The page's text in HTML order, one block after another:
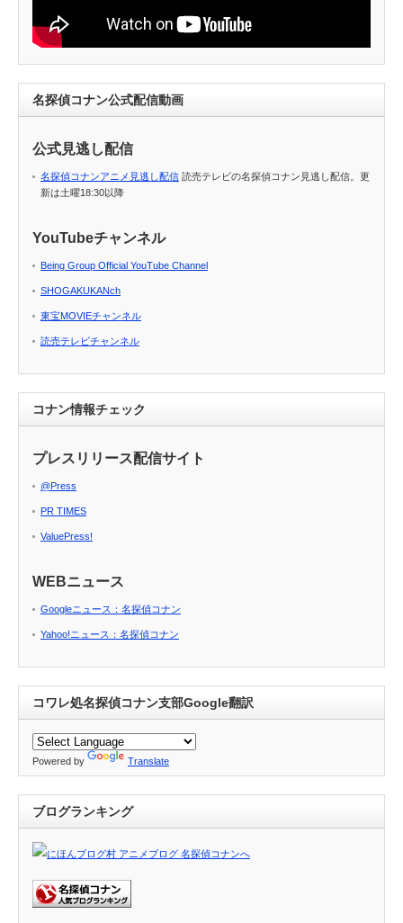
名探偵コナン公式配信動画
公式見逃し配信
名探偵コナンアニメ見逃し配信 読売テレビの名探偵コナン見逃し配信。更
新は土曜18:30以降
YouTubeチャンネル
Being Group Official YouTube Channel
SHOGAKUKANch
東宝MOVIEチャンネル
読売テレビチャンネル
コナン情報チェック
プレスリリース配信サイト
@Press
PR TIMES
ValuePress!
WEBニュース
Googleニュース：名探偵コナン
Yahoo!ニュース：名探偵コナン
コワレ処名探偵コナン支部Google翻訳
Powered by Translate
ブログランキング